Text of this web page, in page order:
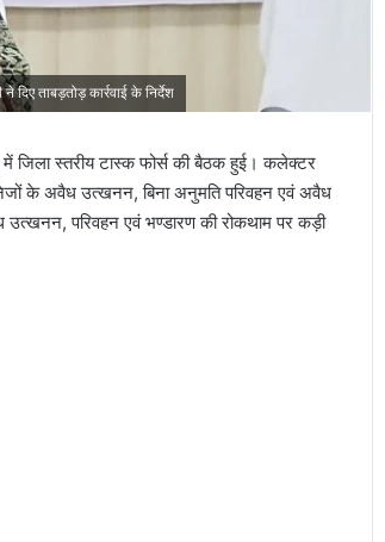
ताबड़तोड़ कार्रवाई के निर्देश
स्तरीय टास्क फोर्स की बैठक हुई। कलेक्टर
के अवैध उत्खनन, बिना अनुमति परिवहन एवं अवैध
परिवहन एवं भण्डारण की रोकथाम पर कड़ी